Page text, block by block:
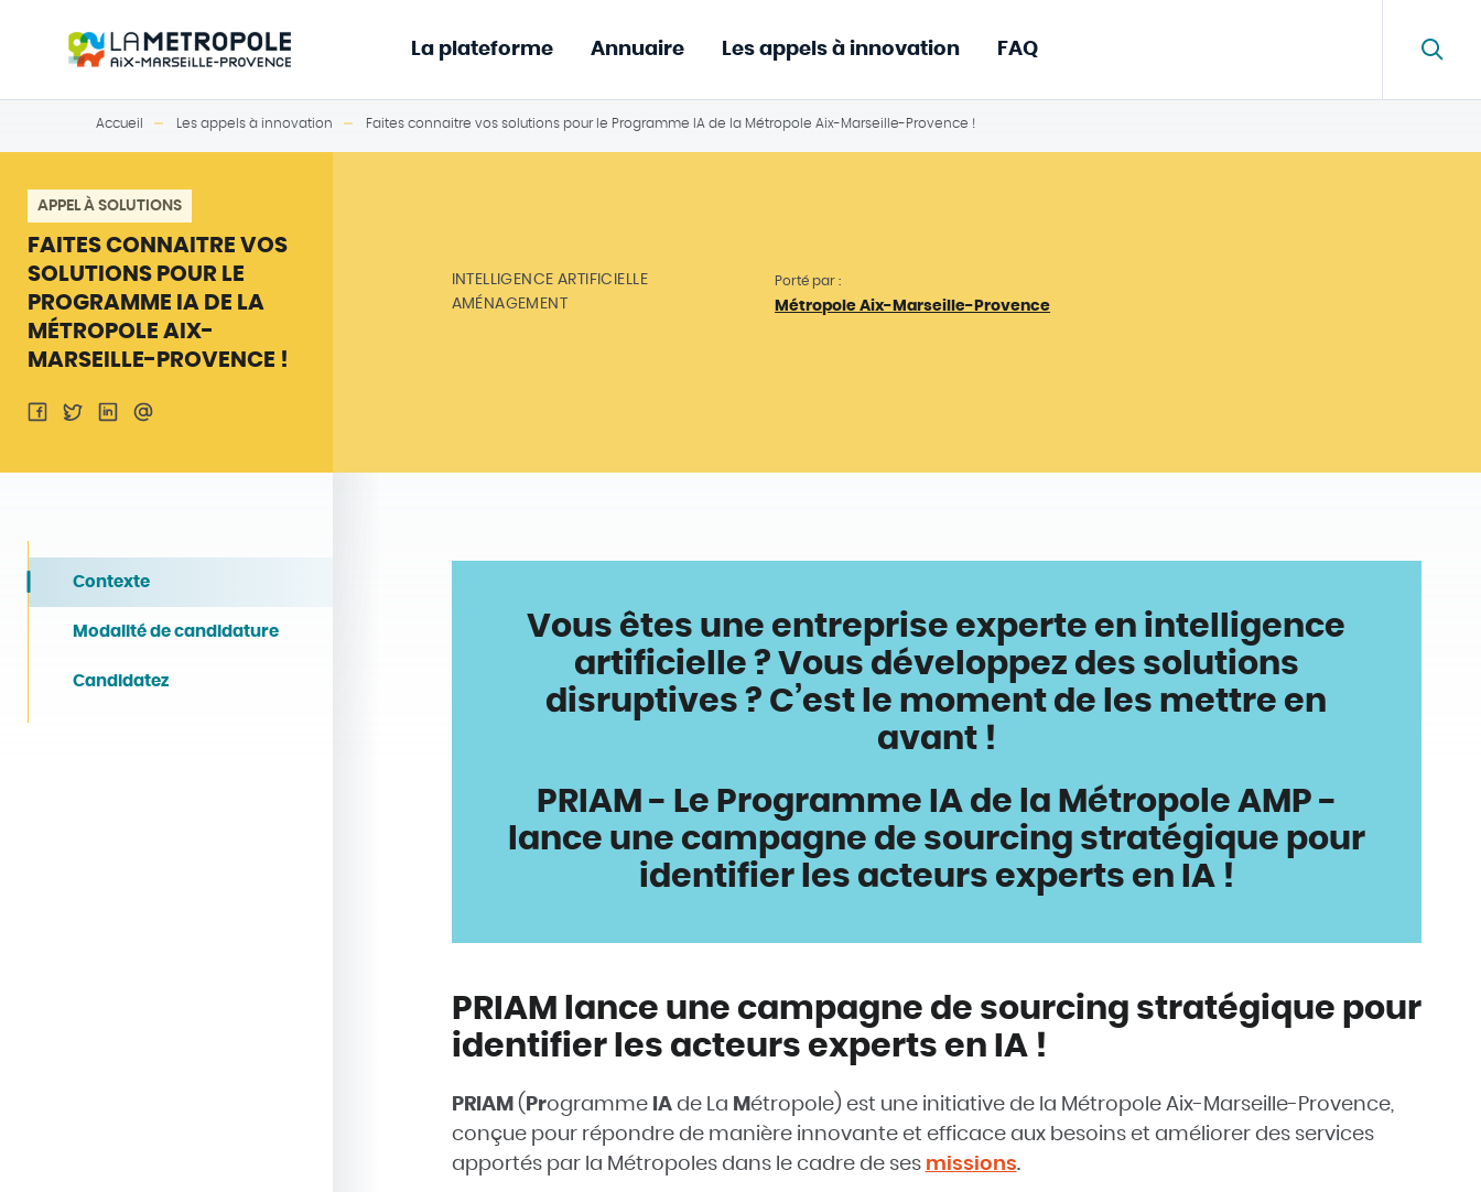
La plateforme Annuaire Les appels à innovation FAQ
Accueil Les appels à innovation Faites connaitre vos solutions pour le Programme IA de la Métropole Aix-Marseille-Provence !
APPEL À SOLUTIONS
FAITES CONNAITRE VOS
SOLUTIONS POUR LE
PROGRAMME IA DE LA
MÉTROPOLE AIX-
MARSEILLE-PROVENCE !
INTELLIGENCE ARTIFICIELLE
AMÉNAGEMENT
Porté par :
Métropole Aix-Marseille-Provence
Contexte
Modalité de candidature
Candidatez
Vous êtes une entreprise experte en intelligence
artificielle ? Vous développez des solutions
disruptives ? C’est le moment de les mettre en
avant !
PRIAM - Le Programme IA de la Métropole AMP -
lance une campagne de sourcing stratégique pour
identifier les acteurs experts en IA !
PRIAM lance une campagne de sourcing stratégique pour
identifier les acteurs experts en IA !
PRIAM ( Programme IAde La Métropole) est une initiative de la Métropole Aix-Marseille-Provence,
conçue pour répondre de manière innovante et efficace aux besoins et améliorer des services
apportés par la Métropoles dans le cadre de ses missions.